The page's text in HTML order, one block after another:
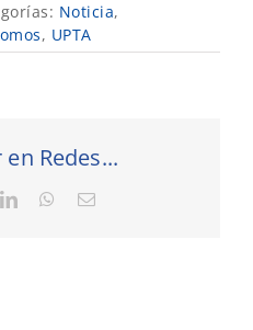
Noticia,
, UPTA
Redes...
LinkedInWhatsApp
Correo